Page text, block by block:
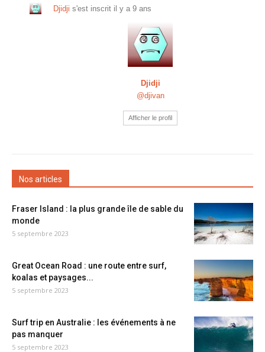
Djidji s'est inscrit il y a 9 ans
Djidji
@djivan
Afficher le profil
Nos articles
Fraser Island : la plus grande île de sable du
monde
5 septembre 2023
Great Ocean Road : une route entre surf,
koalas et paysages...
5 septembre 2023
Surf trip en Australie : les événements à ne
pas manquer
5 septembre 2023